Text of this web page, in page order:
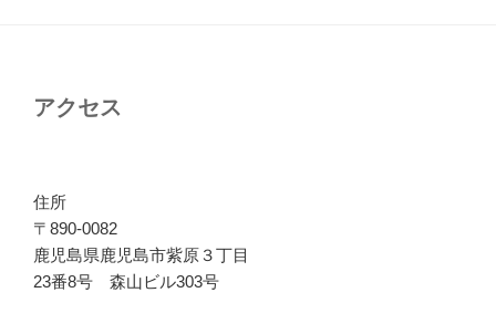
アクセス
住所
〒890-0082
鹿児島県鹿児島市紫原３丁目
23番8号 森山ビル303号